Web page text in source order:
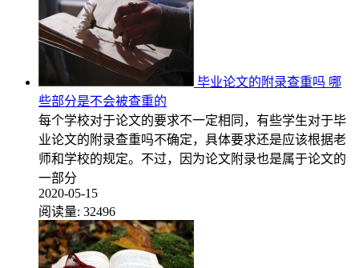
毕业论文的附录查重吗 哪
些部分是不会被查重的
每个学校对于论文的要求不一定相同，有些学生对于毕
业论文的附录查重吗不确定，具体要求还是应该根据老
师和学校的规定。不过，因为论文附录也是属于论文的
一部分
2020-05-15
阅读量: 32496